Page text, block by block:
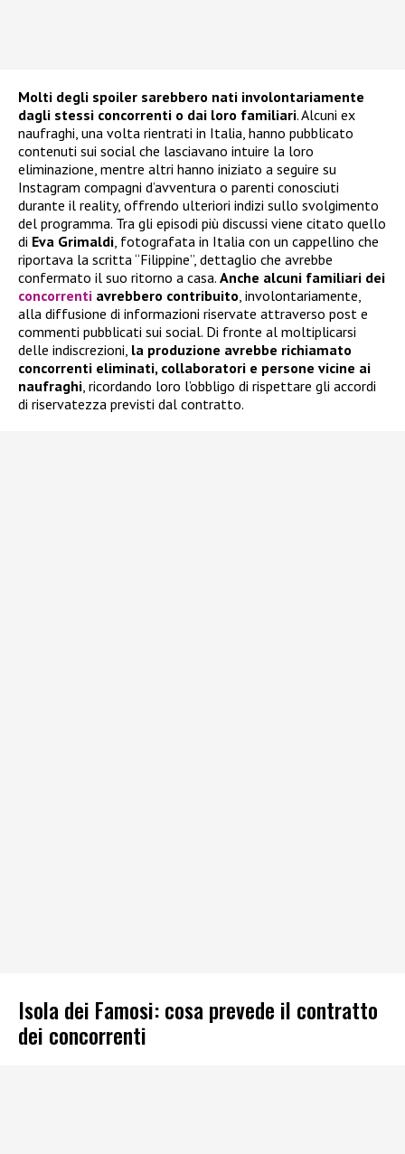
Molti degli spoiler sarebbero nati involontariamente
dagli stessi concorrenti o dai loro familiari. Alcuni ex
naufraghi, una volta rientrati in Italia, hanno pubblicato
contenuti sui social che lasciavano intuire la loro
eliminazione, mentre altri hanno iniziato a seguire su
Instagram compagni d’avventura o parenti conosciuti
durante il reality, offrendo ulteriori indizi sullo svolgimento
del programma. Tra gli episodi più discussi viene citato quello
di Eva Grimaldi , fotografata in Italia con un cappellino che
riportava la scritta “Filippine”, dettaglio che avrebbe
confermato il suo ritorno a casa. Anche alcuni familiari dei
concorrenti avrebbero contribuito , involontariamente,
alla diffusione di informazioni riservate attraverso post e
commenti pubblicati sui social. Di fronte al moltiplicarsi
delle indiscrezioni, la produzione avrebbe richiamato
concorrenti eliminati, collaboratori e persone vicine ai
naufraghi , ricordando loro l’obbligo di rispettare gli accordi
di riservatezza previsti dal contratto.
Isola dei Famosi: cosa prevede il contratto
dei concorrenti